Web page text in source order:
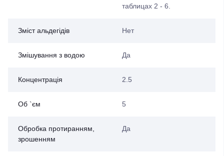
таблицах 2 - 6.
Зміст альдегідів Нет
Змішування з водою Да
Концентрація 2.5
Об `єм 5
Обробка протиранням,
зрошенням
Да